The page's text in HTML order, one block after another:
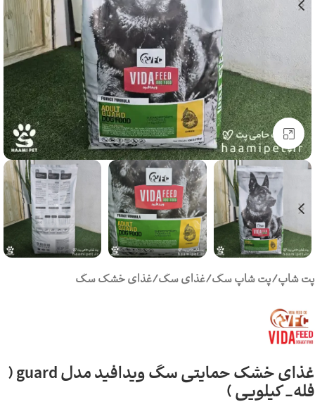
برای بزرگنمایی کلیک کنید
پت شاپ/پت شاپ سگ/غذای سگ/غذای خشک سگ
غذای خشک حمایتی سگ ویدافید مدل guard (
فله_ کیلویی )